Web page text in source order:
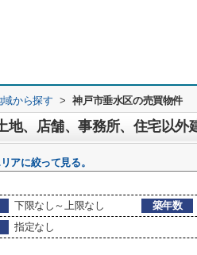
域から探す > 神戸市垂水区の売買物件
アに絞って見る。
下限なし～上限なし 築年数
指定なし